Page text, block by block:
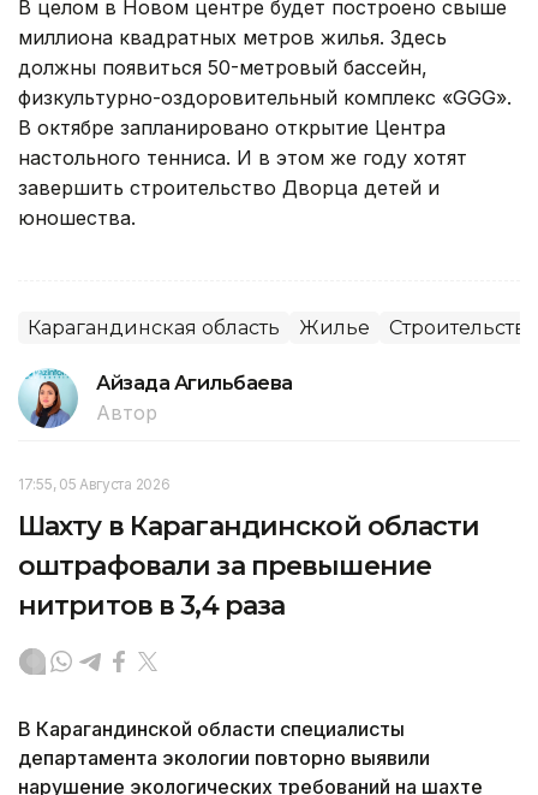
В целом в Новом центре будет построено свыше
миллиона квадратных метров жилья. Здесь
должны появиться 50-метровый бассейн,
физкультурно-оздоровительный комплекс «GGG».
В октябре запланировано открытие Центра
настольного тенниса. И в этом же году хотят
завершить строительство Дворца детей и
юношества.
Карагандинская область Жилье Строительство
Айзада Агильбаева
Автор
17:55, 05 Августа 2026
Шахту в Карагандинской области
оштрафовали за превышение
нитритов в 3,4 раза
В Карагандинской области специалисты
департамента экологии повторно выявили
нарушение экологических требований на шахте